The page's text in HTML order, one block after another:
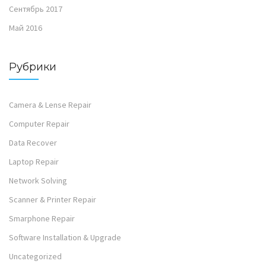
Сентябрь 2017
Май 2016
Рубрики
Camera & Lense Repair
Computer Repair
Data Recover
Laptop Repair
Network Solving
Scanner & Printer Repair
Smarphone Repair
Software Installation & Upgrade
Uncategorized